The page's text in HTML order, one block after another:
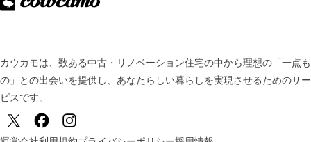
カウカモは、数ある中古・リノベーション住宅の中から理想の「一点も
の」との出会いを提供し、 あなたらしい暮らしを実現させるためのサー
ビスです。